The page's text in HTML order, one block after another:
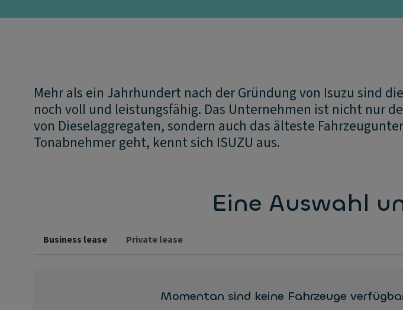
Mehr als ein Jahrhundert nach der Gründung von Isuzu sind
noch voll und leistungsfähig. Das Unternehmen ist nicht nur
von Dieselaggregaten, sondern auch das älteste
Tonabnehmer geht, kennt sich ISUZU aus.
Eine Auswahl
Business lease Private lease
Momentan sind keine Fahrzeuge